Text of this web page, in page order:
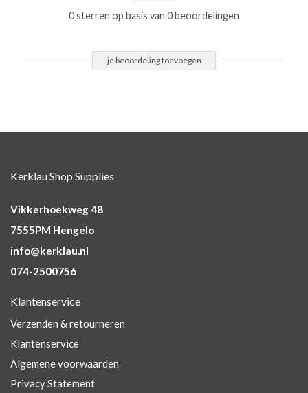
0 sterren op basis van 0 beoordelingen
je beoordeling toevoegen
Kerklau Shop Supplies
Vikkerhoekweg 48
7555PM Hengelo
info@kerklau.nl
074-2500756
Klantenservice
Verzenden & retourneren
Klantenservice
Algemene voorwaarden
Privacy Statement